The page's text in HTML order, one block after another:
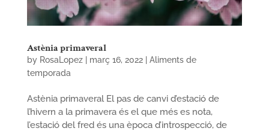
Astènia primaveral
by RosaLopez| març 16, 2022| Aliments de
temporada
Astènia primaveral El pas de canvi d’estació de
l’hivern a la primavera és el que més es nota,
l’estació del fred és una època d’introspecció, de